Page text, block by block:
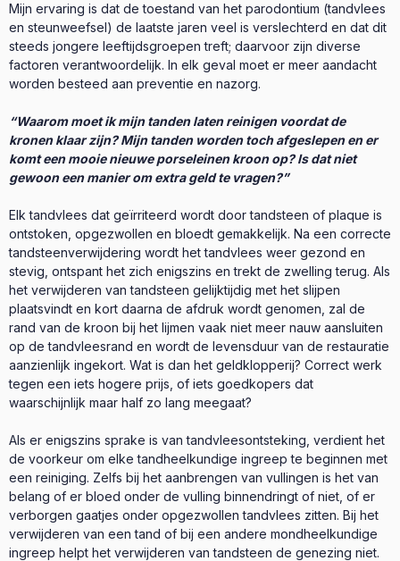
Mijn ervaring is dat de toestand van het parodontium (tandvlees
en steunweefsel) de laatste jaren veel is verslechterd en dat dit
steeds jongere leeftijdsgroepen treft; daarvoor zijn diverse
factoren verantwoordelijk. In elk geval moet er meer aandacht
worden besteed aan preventie en nazorg.
“Waarom moet ik mijn tanden laten reinigen voordat de
kronen klaar zijn? Mijn tanden worden toch afgeslepen en er
komt een mooie nieuwe porseleinen kroon op? Is dat niet
gewoon een manier om extra geld te vragen?”
Elk tandvlees dat geïrriteerd wordt door tandsteen of plaque is
ontstoken, opgezwollen en bloedt gemakkelijk. Na een correcte
tandsteenverwijdering wordt het tandvlees weer gezond en
stevig, ontspant het zich enigszins en trekt de zwelling terug. Als
het verwijderen van tandsteen gelijktijdig met het slijpen
plaatsvindt en kort daarna de afdruk wordt genomen, zal de
rand van de kroon bij het lijmen vaak niet meer nauw aansluiten
op de tandvleesrand en wordt de levensduur van de restauratie
aanzienlijk ingekort. Wat is dan het geldklopperij? Correct werk
tegen een iets hogere prijs, of iets goedkopers dat
waarschijnlijk maar half zo lang meegaat?
Als er enigszins sprake is van tandvleesontsteking, verdient het
de voorkeur om elke tandheelkundige ingreep te beginnen met
een reiniging. Zelfs bij het aanbrengen van vullingen is het van
belang of er bloed onder de vulling binnendringt of niet, of er
verborgen gaatjes onder opgezwollen tandvlees zitten. Bij het
verwijderen van een tand of bij een andere mondheelkundige
ingreep helpt het verwijderen van tandsteen de genezing niet.